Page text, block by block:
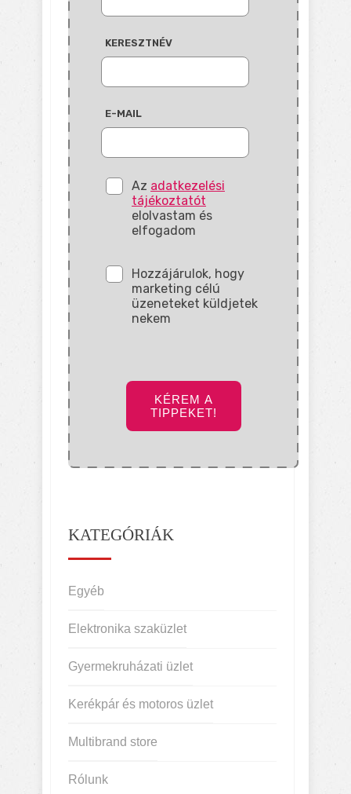
KERESZTNÉV
E-MAIL
Az adatkezelési
tájékoztatót
elolvastam és
elfogadom
Hozzájárulok, hogy
marketing célú
üzeneteket küldjetek
nekem
KÉREM A
TIPPEKET!
KATEGÓRIÁK
Egyéb
Elektronika szaküzlet
Gyermekruházati üzlet
Kerékpár és motoros üzlet
Multibrand store
Rólunk